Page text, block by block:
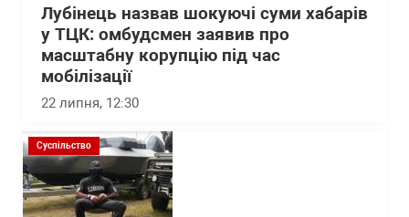
Лубінець назвав шокуючі суми хабарів
у ТЦК: омбудсмен заявив про
масштабну корупцію під час
мобілізації
22 липня, 12:30
Суспільство